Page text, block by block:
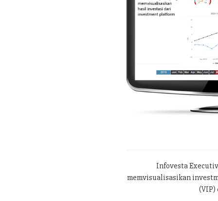
Infovesta
memvisualisasikan
(VIP)